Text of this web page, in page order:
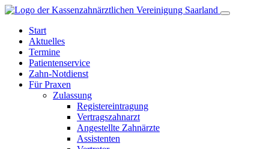
Start
Aktuelles
Termine
Patientenservice
Zahn-Notdienst
Für Praxen
Zulassung
Registereintragung
Vertragszahnarzt
Angestellte Zahnärzte
Assistenten